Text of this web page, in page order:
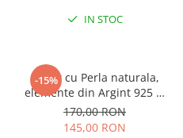
IN STOC
-15%
Colier cu Perla naturala,
elemente din Argint 925 si
margele Miyuki, multicolor
170,00 RON
145,00 RON